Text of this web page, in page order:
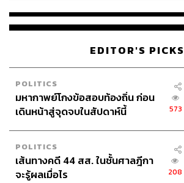
EDITOR'S PICKS
POLITICS
มหากาพย์โกงข้อสอบท้องถิ่น ก่อน
เดินหน้าสู่จุดจบในสัปดาห์นี้
573
POLITICS
เส้นทางคดี 44 สส. ในชั้นศาลฎีกา
จะรู้ผลเมื่อไร
208